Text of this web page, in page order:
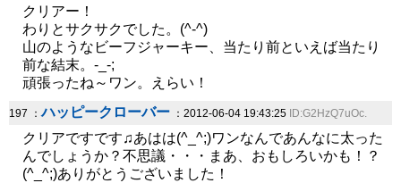
クリアー！
わりとサクサクでした。(^-^)
山のようなビーフジャーキー、当たり前といえば当たり
前な結末。-_-;
頑張ったね～ワン。えらい！
197 ：ハッピークローバー ：2012-06-04 19:43:25 ID:G2HzQ7uOc.
クリアですです♫あはは(^_^;)ワンなんであんなに太った
んでしょうか？不思議・・・まあ、おもしろいかも！？
(^_^;)ありがとうございました！